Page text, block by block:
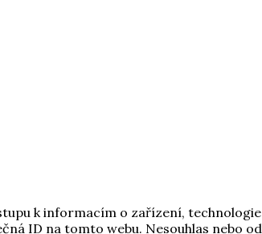
k informacím o zařízení,
ID na tomto webu. Nesouhlas nebo